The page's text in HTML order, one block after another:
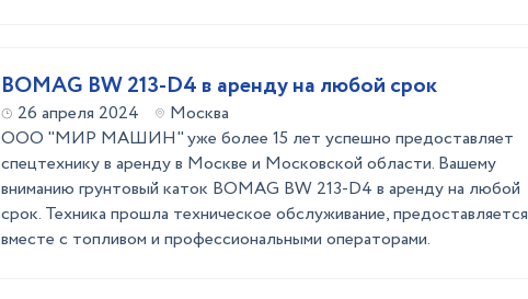
BOMAG BW 213-D4 в аренду на любой срок
26 апреля 2024
Москва
ООО "МИР МАШИН" уже более 15 лет успешно предоставляет
спецтехнику в аренду в Москве и Московской области. Вашему
вниманию грунтовый каток BOMAG BW 213-D4 в аренду на любой
срок. Техника прошла техническое обслуживание, предоставляется
вместе с топливом и профессиональными операторами.